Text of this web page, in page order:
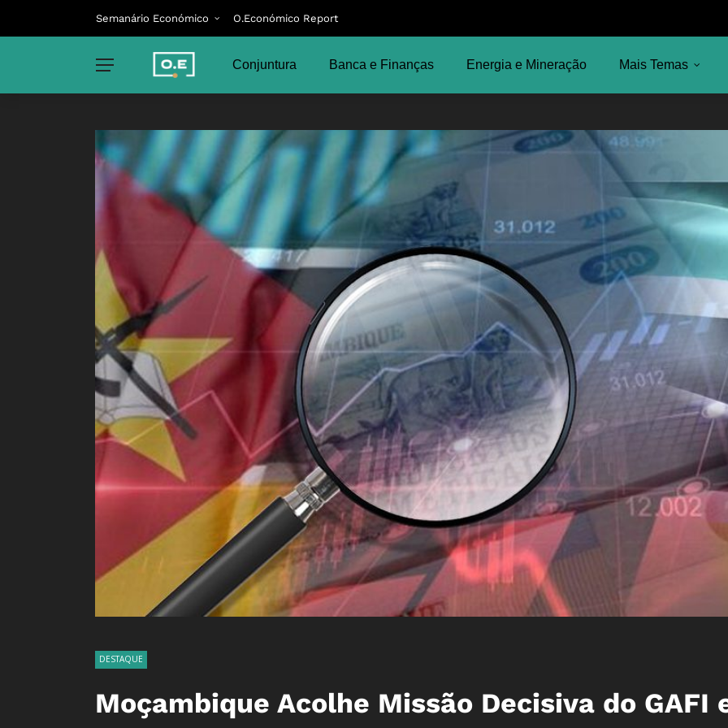
Semanário Económico O.Económico Report
Conjuntura Banca e Finanças Energia e Mineração Mais Temas
DESTAQUE
Moçambique Acolhe Missão Decisiva do GAFI